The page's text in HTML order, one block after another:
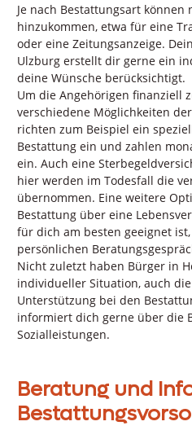
Je nach Bestattungsart können
hinzukommen, etwa für eine
oder eine Zeitungsanzeige.
Ulzburg erstellt dir gerne ein
deine Wünsche berücksichtigt.
Um die Angehörigen finanziell
verschiedene Möglichkeiten
richten zum Beispiel ein
Bestattung ein und zahlen
ein. Auch eine
hier werden im Todesfall die
übernommen. Eine weitere
Bestattung über eine
für dich am besten geeignet
persönlichen
Nicht zuletzt haben Bürger in
individueller Situation, auch
Unterstützung bei den
informiert dich gerne über die
Sozialleistungen.
Beratung und